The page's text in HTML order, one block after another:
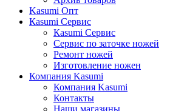
Kasumi Опт
Кasumi Сервис
Кasumi Сервис
Сервис по заточке ножей
Ремонт ножей
Изготовление ножен
Компания Kasumi
Компания Kasumi
Контакты
Наши магазины